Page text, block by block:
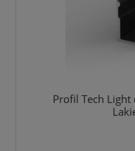
Profil Tech Light